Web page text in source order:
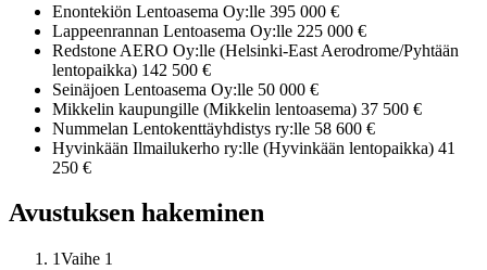
Enontekiön Lentoasema Oy:lle 395 000 €
Lappeenrannan Lentoasema Oy:lle 225 000 €
Redstone AERO Oy:lle (Helsinki-East Aerodrome/Pyhtään
lentopaikka) 142 500 €
Seinäjoen Lentoasema Oy:lle 50 000 €
Mikkelin kaupungille (Mikkelin lentoasema) 37 500 €
Nummelan Lentokenttäyhdistys ry:lle 58 600 €
Hyvinkään Ilmailukerho ry:lle (Hyvinkään lentopaikka) 41
250 €
Avustuksen hakeminen
1Vaihe 1